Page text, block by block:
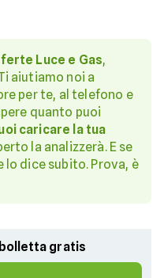
Luce e Gas,
aiutiamo noi a
per te, al telefono e
quanto puoi
caricare la tua
la analizzerà. E se
lo dice subito. Prova, è
gratis